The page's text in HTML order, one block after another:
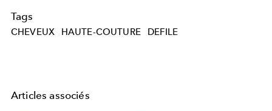
Tags
CHEVEUX HAUTE-COUTURE DEFILE
Articles associés